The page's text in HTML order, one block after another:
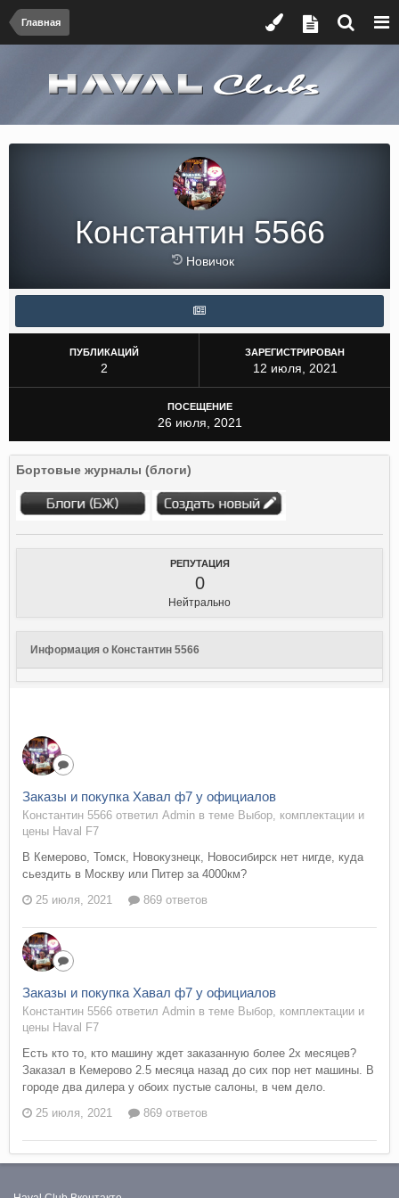
Главная
Константин 5566
Новичок
ПУБЛИКАЦИЙ
2
ЗАРЕГИСТРИРОВАН
12 июля, 2021
ПОСЕЩЕНИЕ
26 июля, 2021
Бортовые журналы (блоги)
РЕПУТАЦИЯ
0
Нейтрально
Информация о Константин 5566
Заказы и покупка Хавал ф7 у официалов
Константин 5566 ответил Admin в теме Выбор, комплектации и
цены Haval F7
В Кемерово, Томск, Новокузнецк, Новосибирск нет нигде, куда
сьездить в Москву или Питер за 4000км?
25 июля, 2021
869 ответов
Заказы и покупка Хавал ф7 у официалов
Константин 5566 ответил Admin в теме Выбор, комплектации и
цены Haval F7
Есть кто то, кто машину ждет заказанную более 2х месяцев?
Заказал в Кемерово 2.5 месяца назад до сих пор нет машины. В
городе два дилера у обоих пустые салоны, в чем дело.
25 июля, 2021
869 ответов